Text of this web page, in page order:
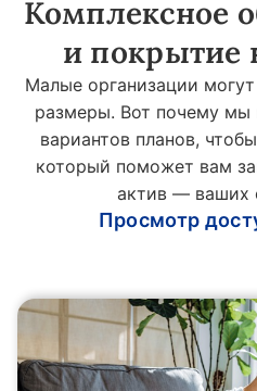
Комплексное
и покрытие
Малые организации
размеры. Вот почему мы
вариантов планов,
который поможет вам
актив — ваших
Просмотр